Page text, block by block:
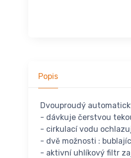
Popis
Dvouproudý
- dávkuje čerstvou
- cirkulací vodu
- dvě možnosti :
- aktivní uhlíkový filtr